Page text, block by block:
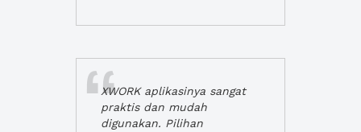
XWORK aplikasinya sangat
praktis dan mudah
digunakan. Pilihan